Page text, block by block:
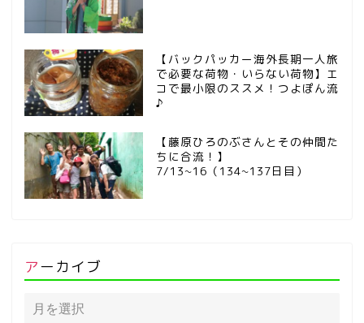
【バックパッカー海外長期一人旅
で必要な荷物・いらない荷物】エ
コで最小限のススメ！つよぽん流
♪
【藤原ひろのぶさんとその仲間た
ちに合流！】
7/13~16（134~137日目）
アーカイブ